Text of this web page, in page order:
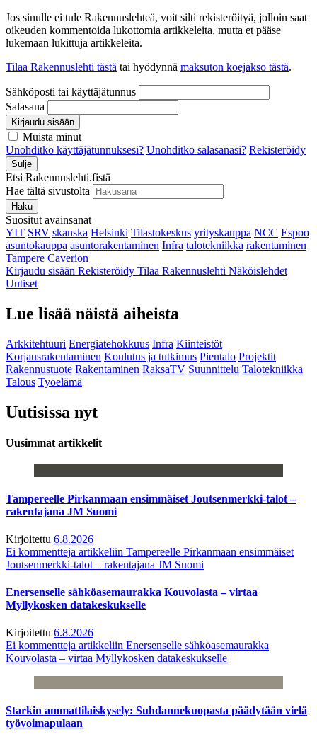
Jos sinulle ei tule Rakennuslehteä, voit silti rekisteröityä, jolloin saat
oikeuden kommentoida lukottomia artikkeleita, mutta et pääse
lukemaan lukittuja artikkeleita.
Tilaa Rakennuslehti tästä tai hyödynnä maksuton koejakso tästä.
Sähköposti tai käyttäjätunnus
Salasana
Kirjaudu sisään
Muista minut
Unohditko käyttäjätunnuksesi? Unohditko salasanasi? Rekisteröidy
Sulje
Etsi Rakennuslehti.fistä
Hae tältä sivustolta
Haku
Suositut avainsanat
YIT SRV skanska Helsinki Tilastokeskus yrityskauppa NCC Espoo
asuntokauppa asuntorakentaminen Infra talotekniikka rakentaminen
Tampere Caverion
Kirjaudu sisään Rekisteröidy Tilaa Rakennuslehti Näköislehdet
Uutiset
Lue lisää näistä aiheista
Arkkitehtuuri Energiatehokkuus Infra Kiinteistöt
Korjausrakentaminen Koulutus ja tutkimus Pientalo Projektit
Rakennustuote Rakentaminen RaksaTV Suunnittelu Talotekniikka
Talous Työelämä
Uutisissa nyt
Uusimmat artikkelit
Tampereelle Pirkanmaan ensimmäiset Joutsenmerkki-talot –
rakentajana JM Suomi
Kirjoitettu 6.8.2026
Ei kommentteja artikkeliin Tampereelle Pirkanmaan ensimmäiset
Joutsenmerkki-talot – rakentajana JM Suomi
Enersenselle sähköasemaurakka Kouvolasta – virtaa
Myllykosken datakeskukselle
Kirjoitettu 6.8.2026
Ei kommentteja artikkeliin Enersenselle sähköasemaurakka
Kouvolasta – virtaa Myllykosken datakeskukselle
Starkin ammattilaiskysely: Suhdannekuopasta päädytään vielä
työvoimapulaan